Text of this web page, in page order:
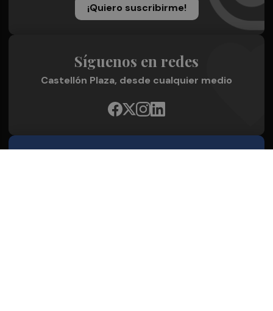
¡Quiero suscribirme!
Síguenos en redes
Castellón Plaza, desde cualquier medio